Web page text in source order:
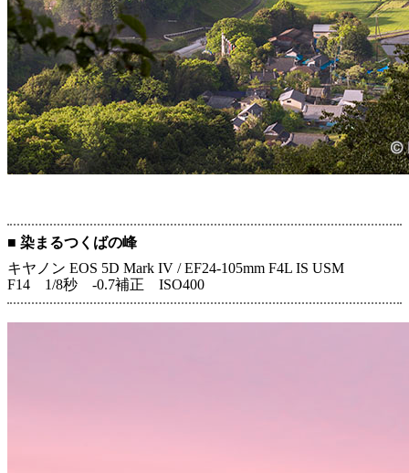
■ 染まるつくばの峰
キヤノン EOS 5D Mark IV / EF24-105mm F4L IS USM
F14 1/8秒 -0.7補正 ISO400